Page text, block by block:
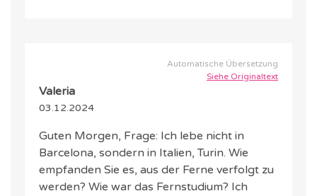
Automatische Übersetzung
Siehe Originaltext
Valeria
03.12.2024
Guten Morgen, Frage: Ich lebe nicht in
Barcelona, sondern in Italien, Turin. Wie
empfanden Sie es, aus der Ferne verfolgt zu
werden? Wie war das Fernstudium? Ich